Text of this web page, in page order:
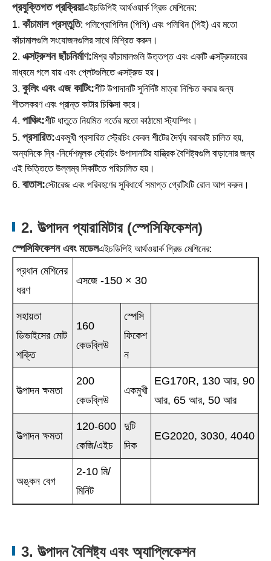
প্রযুক্তিগত প্রক্রিয়াএইচডিপিই আর্থওয়ার্ক গ্রিড মেশিনের:
1. কাঁচামাল প্রস্তুতি: পলিপ্রোপিলিন (পিপি) এবং পলিথিন (পিই) এর মতো
কাঁচামালগুলি সংযোজনগুলির সাথে মিশ্রিত করুন।
2. এক্সট্রুশন ছাঁচনির্মাণ:মিশ্র কাঁচামালগুলি উত্তপ্ত এবং একটি এক্সট্রুডারের
মাধ্যমে গলে যায় এবং প্লেটগুলিতে এক্সট্রুড হয়।
3. কুলিং এবং এজ কাটিং:শীট উপাদানটি সুনির্দিষ্ট মাত্রা নিশ্চিত করার জন্য
শীতলকরণ এবং প্রান্ত কাটার চিকিত্সা করে।
4. পাঞ্চিং:শীট ধাতুতে নিয়মিত গর্তের মতো কাঠামো স্ট্যাম্পিং।
5. প্রসারিত:একমুখী প্রসারিত স্ট্রেচিং কেবল শীটের দৈর্ঘ্য বরাবরই চালিত হয়,
অন্যদিকে দ্বি -নির্দেশমূলক স্ট্রেচিং উপাদানটির যান্ত্রিক বৈশিষ্ট্যগুলি বাড়ানোর জন্য
এই ভিত্তিতে উল্লম্ব দিকটিতে পরিচালিত হয়।
6. বাতাস:স্টোরেজ এবং পরিবহণের সুবিধার্থে সমাপ্ত গ্রেটিংটি রোল আপ করুন।
2. উত্পাদন প্যারামিটার (স্পেসিফিকেশন)
স্পেসিফিকেশন এবং মডেলএইচডিপিই আর্থওয়ার্ক গ্রিড মেশিনের:
প্রধান মেশিনের
ধরণ
এসজে -150 × 30
সহায়তা
ডিভাইসের মোট
শক্তি
160
কেডব্লিউ
স্পেসি
ফিকেশ
ন
উত্পাদন ক্ষমতা
200
কেডব্লিউ
একমুখী
EG170R, 130 আর, 90
আর, 65 আর, 50 আর
উত্পাদন ক্ষমতা
120-600
কেজি/এইচ
দুটি
দিক
EG2020, 3030, 4040
অঙ্কন বেগ
2-10 মি/
মিনিট
3. উত্পাদন বৈশিষ্ট্য এবং অ্যাপ্লিকেশন